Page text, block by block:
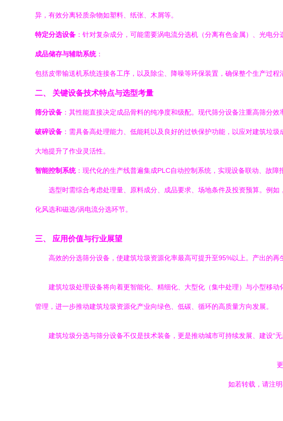
异，有效分离轻质杂物如塑料、纸张、木屑等。
特定分选设备 ：针对复杂成分，可能需要涡电流分选机（分离有色金属）、光电
成品储存与辅助系统：
包括皮带输送机系统连接各工序，以及除尘、降噪等环保装置，确保整个生产过程
二、 关键设备技术特点与选型考量
筛分设备 ：其性能直接决定成品骨料的纯净度和级配。现代筛分设备注重高筛分
破碎设备 ：需具备高处理能力、低能耗以及良好的过铁保护功能，以应对建筑垃
大地提升了作业灵活性。
智能控制系统：现代化的生产线普遍集成PLC自动控制系统，实现设备联动、故障
选型时需综合考虑处理量、原料成分、成品要求、场地条件及投资预算。例
化风选和磁选/涡电流分选环节。
三、 应用价值与行业展望
高效的分选筛分设备，使建筑垃圾资源化率最高可提升至95%以上。产出的
建筑垃圾处理设备将向着更智能化、精细化、大型化（集中处理）与小型移
管理，进一步推动建筑垃圾资源化产业向绿色、低碳、循环的高质量方向发展。
建筑垃圾分选与筛分设备不仅是技术装备，更是推动城市可持续发展、建设“
如若转载，请注